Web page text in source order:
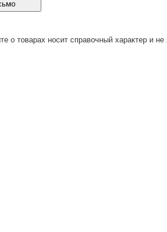
о товарах носит справочный характер и